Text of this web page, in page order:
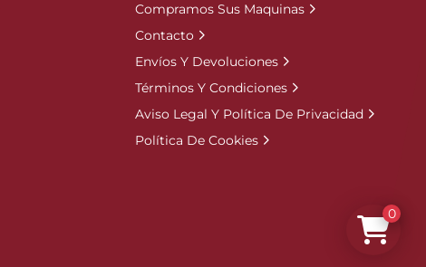
Compramos Sus Maquinas
Contacto
Envíos Y Devoluciones
Términos Y Condiciones
Aviso Legal Y Política De Privacidad
Política De Cookies
0